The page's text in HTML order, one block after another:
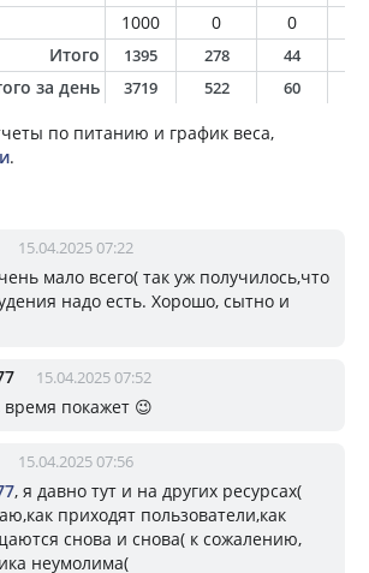
1000 0 0
Итого
1395 278 44
за день 3719 522 60
по питанию и график веса,
.
15.04.2025 07:22
мало всего( так уж получилось,что
надо есть. Хорошо, сытно и
15.04.2025 07:52
время покажет 😉
15.04.2025 07:56
, я давно тут и на других ресурсах(
приходят пользователи,как
снова и снова( к сожалению,
неумолима(